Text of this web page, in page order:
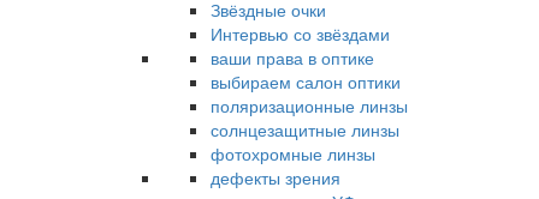
Звёздные очки
Интервью со звёздами
ваши права в оптике
выбираем салон оптики
поляризационные линзы
солнцезащитные линзы
фотохромные линзы
дефекты зрения